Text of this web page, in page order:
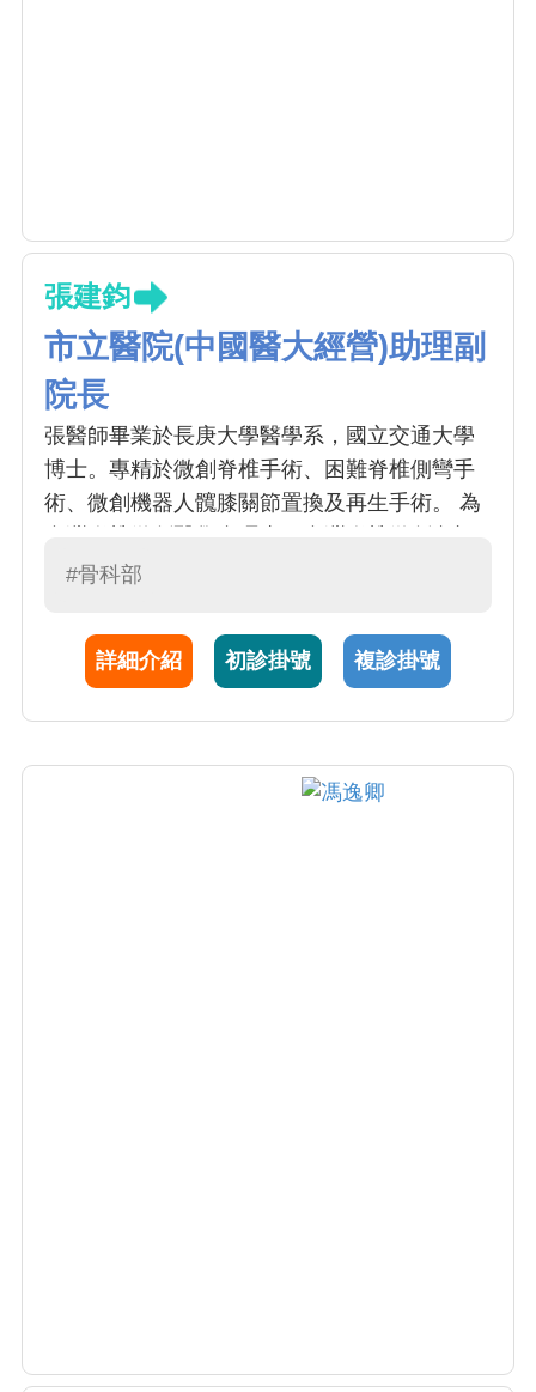
張建鈞
市立醫院(中國醫大經營)助理副
院長
張醫師畢業於長庚大學醫學系，國立交通大學
博士。專精於微創脊椎手術、困難脊椎側彎手
術、微創機器人髖膝關節置換及再生手術。 為
鏡醫學會理事、國際脊椎內視鏡醫學會委員。
演講。專注於困難脊椎手術微創化，高齡手術
標準化微創化。 致力於高品質微創脊椎及微創
#骨科部
詳細介紹 初診掛號 複診掛號